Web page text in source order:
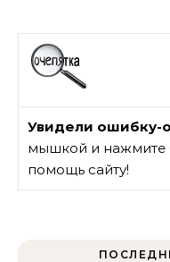
Увидели ошибку-
мышкой и нажмите
помощь сайту!